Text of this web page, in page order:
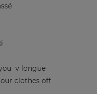
v longue
clothes off